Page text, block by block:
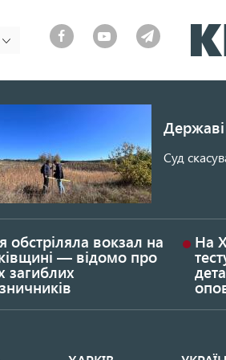
Державі
Суд
обстріляла вокзал на
— відомо про
загиблих
На